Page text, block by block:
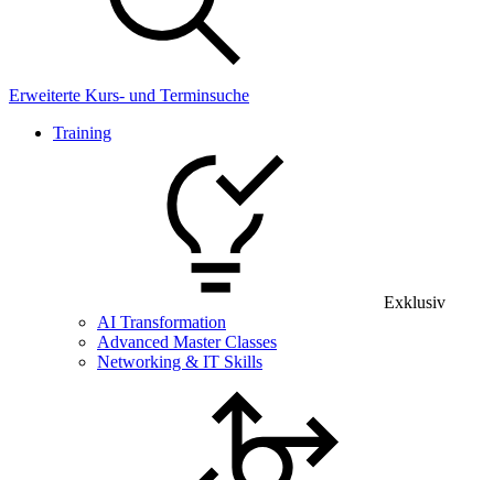
Erweiterte Kurs- und Terminsuche
Training
Exklusiv
AI Transformation
Advanced Master Classes
Networking & IT Skills